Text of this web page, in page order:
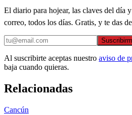
El diario para hojear, las claves del día
correo, todos los días. Gratis, y te das
Al suscribirte aceptas nuestro aviso de
baja cuando quieras.
Relacionadas
Cancún